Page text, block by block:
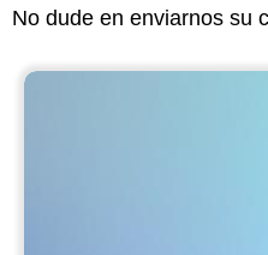
No dude en enviarnos su